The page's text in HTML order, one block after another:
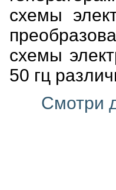
схемы
схемы
50 гц
Смотри